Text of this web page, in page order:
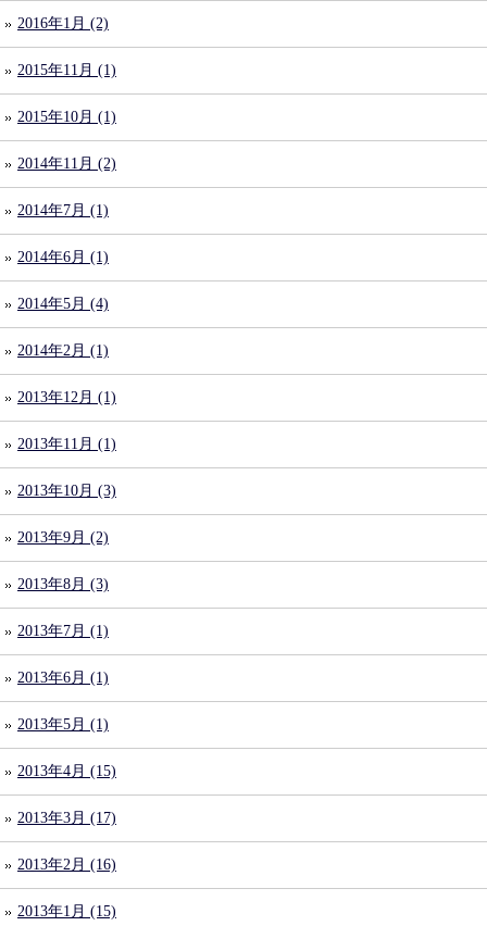
2016年1月 (2)
2015年11月 (1)
2015年10月 (1)
2014年11月 (2)
2014年7月 (1)
2014年6月 (1)
2014年5月 (4)
2014年2月 (1)
2013年12月 (1)
2013年11月 (1)
2013年10月 (3)
2013年9月 (2)
2013年8月 (3)
2013年7月 (1)
2013年6月 (1)
2013年5月 (1)
2013年4月 (15)
2013年3月 (17)
2013年2月 (16)
2013年1月 (15)